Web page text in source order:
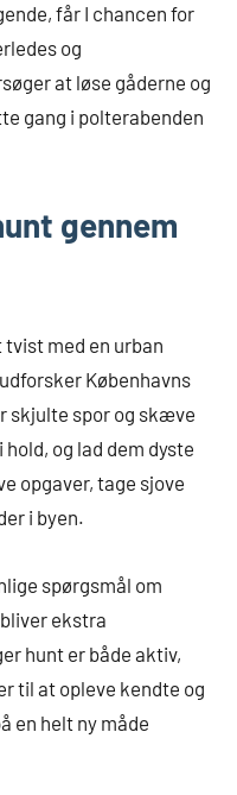
får I chancen for
og
at løse gåderne og
gang i polterabenden
gennem
med en urban
Københavns
skjulte spor og skæve
og lad dem dyste
opgaver, tage sjove
i byen.
spørgsmål om
ekstra
hunt er både aktiv,
til at opleve kendte og
en helt ny måde